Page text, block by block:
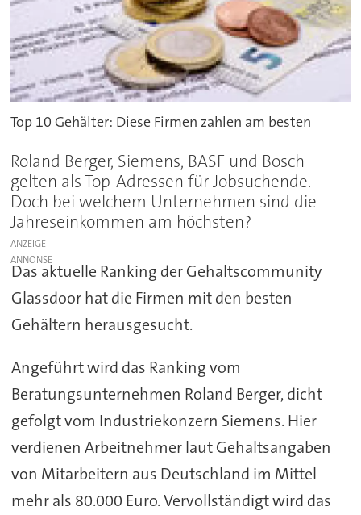
Top 10 Gehälter: Diese Firmen zahlen am besten
Roland Berger, Siemens, BASF und Bosch
gelten als Top-Adressen für Jobsuchende.
Doch bei welchem Unternehmen sind die
Jahreseinkommen am höchsten?
ANZEIGE
Das aktuelle Ranking der Gehaltscommunity
Glassdoor hat die Firmen mit den besten
Gehältern herausgesucht.
Angeführt wird das Ranking vom
Beratungsunternehmen Roland Berger, dicht
gefolgt vom Industriekonzern Siemens. Hier
verdienen Arbeitnehmer laut Gehaltsangaben
von Mitarbeitern aus Deutschland im Mittel
mehr als 80.000 Euro. Vervollständigt wird das